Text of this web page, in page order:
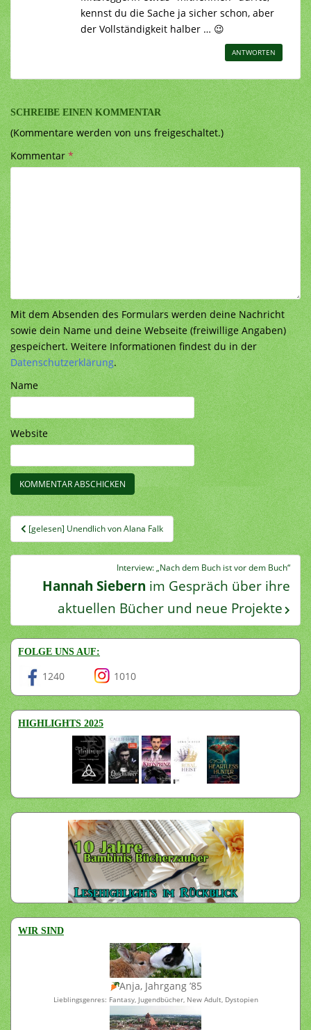
kennst du die Sache ja sicher schon, aber
der Vollständigkeit halber … 😉
ANTWORTEN
SCHREIBE EINEN KOMMENTAR
(Kommentare werden von uns freigeschaltet.)
Kommentar*
Mit dem Absenden des Formulars werden deine Nachricht
sowie dein Name und deine Webseite (freiwillige Angaben)
gespeichert. Weitere Informationen findest du in der
Datenschutzerklärung.
Name
Website
Beitragsnavigation
[gelesen] Unendlich von Alana Falk
Interview: „Nach dem Buch ist vor dem Buch“
Hannah Siebern im Gespräch über ihre
aktuellen Bücher und neue Projekte
FOLGE UNS AUF:
1240 1010
HIGHLIGHTS 2025
WIR SIND
Anja, Jahrgang ’85
Lieblingsgenres: Fantasy, Jugendbücher, New Adult, Dystopien